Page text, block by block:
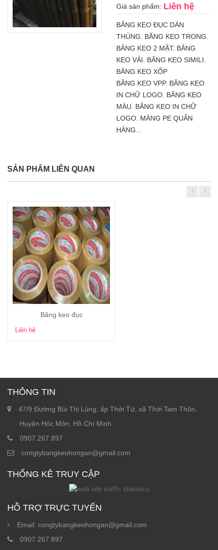
Giá sản phẩm: Liên hệ
BĂNG KEO ĐỤC DÁN
THÙNG. BĂNG KEO TRONG.
BĂNG KEO 2 MẶT. BĂNG
KEO VẢI. BĂNG KEO SIMILI.
BĂNG KEO XỐP
BĂNG KEO VPP. BĂNG KEO
IN CHỮ LOGO. BĂNG KEO
MÀU. BĂNG KEO IN CHỮ
LOGO. MÀNG PE QUẤN
HÀNG...
SẢN PHẨM LIÊN QUAN
Xem chi tiết
Băng keo đục
Liên hệ
THÔNG TIN
47/9 Đường Bùi Thị Lùng, ấp Thới Tứ, xã Thới Tam Thôn,
Huyện Hóc Môn, Hồ Chí Minh
0907.267.897
congtybangkeohongan@gmail.com
THỐNG KÊ TRUY CẬP
HỖ TRỢ TRỰC TUYẾN
Email: congtybangkeohongan@gmail.com
0907 267 897